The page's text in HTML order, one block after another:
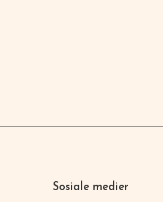
Sosiale medier